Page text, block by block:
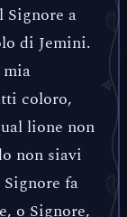
Signore a
di Jemini.
coloro,
lione non
non siavi
fa
o Signore,